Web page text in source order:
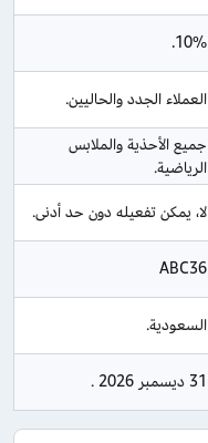
10%.
العملاء الجدد والحاليين.
جميع الأحذية والملابس
الرياضية.
لا، يمكن تفعيله دون حد أدنى.
ABC36
السعودية.
31 ديسمبر 2026 .